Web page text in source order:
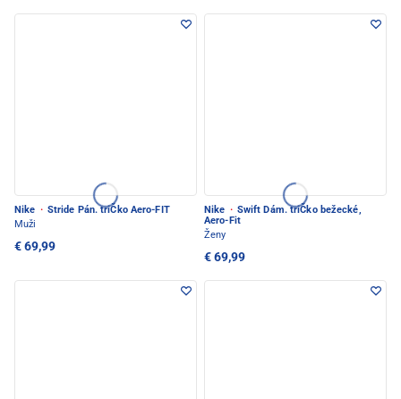
Nike · Stride Pán. triČko Aero-FIT
Muži
€ 69,99
Nike · Swift Dám. triČko bežecké,
Aero-Fit
Ženy
€ 69,99